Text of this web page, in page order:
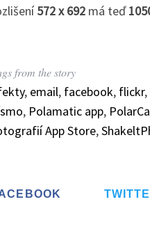
572 x 692 má teď
from the story
, email, facebook, flickr,
, Polamatic app,
App Store,